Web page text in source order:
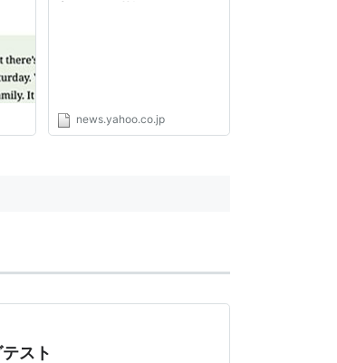
news.yahoo.co.jp
スト